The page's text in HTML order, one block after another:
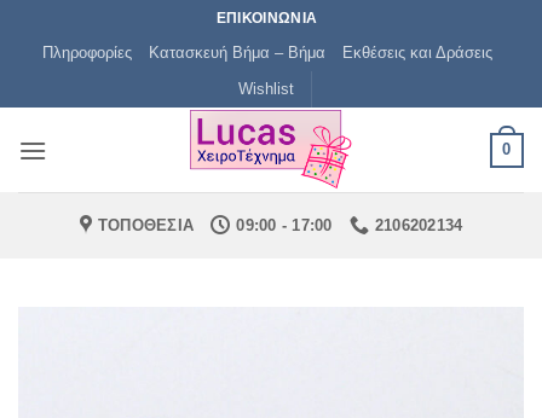
ΕΠΙΚΟΙΝΩΝΙΑ
Πληροφορίες Κατασκευή Βήμα – Βήμα
Εκθέσεις και Δράσεις
Wishlist
0
ΤΟΠΟΘΕΣΙΑ 09:00 - 17:00 2106202134